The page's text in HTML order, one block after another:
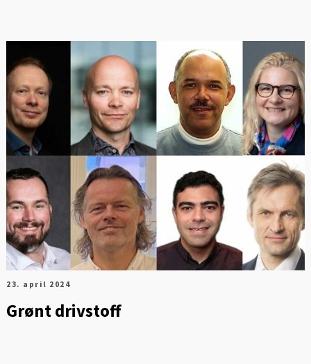
23. april 2024
Grønt drivstoff